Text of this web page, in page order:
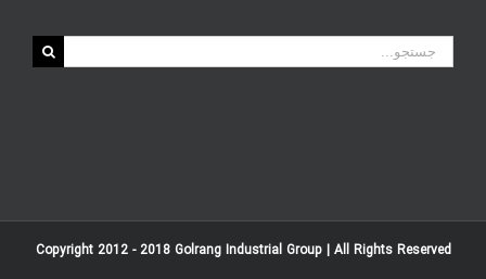
جستجو
برای:
Copyright 2012 - 2018 Golrang Industrial Group| All Rights Reserved